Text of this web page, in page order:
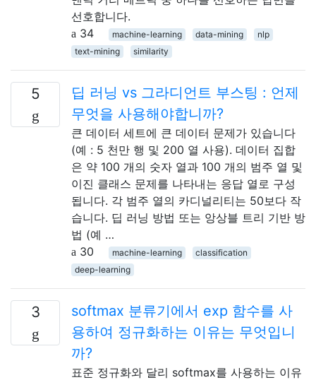
선호합니다.
34
machine-learning data-mining
nlp
text-mining
similarity
5
딥 러닝 vs 그라디언트 부스팅 : 언제
무엇을 사용해야합니까?
큰 데이터 세트에 큰 데이터 문제가 있습니다
(예 : 5 천만 행 및 200 열 사용). 데이터 집합
은 약 100 개의 숫자 열과 100 개의 범주 열 및
이진 클래스 문제를 나타내는 응답 열로 구성
됩니다. 각 범주 열의 카디널리티는 50보다 작
습니다. 딥 러닝 방법 또는 앙상블 트리 기반 방
법 (예 …
30
machine-learning
classification
deep-learning
3
softmax 분류기에서 exp 함수를 사
용하여 정규화하는 이유는 무엇입니
까?
표준 정규화와 달리 softmax를 사용하는 이유